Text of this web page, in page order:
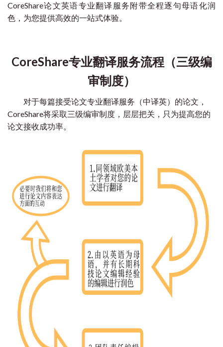
CoreShare论文英语专业翻译服务附带全程逐句母语化润
色，为您提供高效的一站式体验。
CoreShare专业翻译服务流程（三级编
审制度）
对于每篇接受论文专业翻译服务（中译英）的论文，
CoreShare将采取三级编审制度，层层把关，只为提高您的
论文接收成功率。